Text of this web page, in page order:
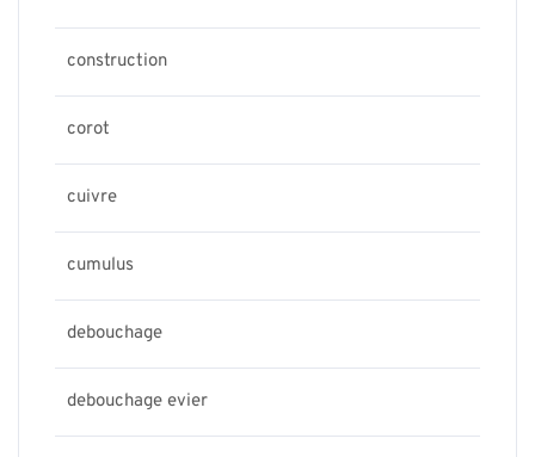
construction
corot
cuivre
cumulus
debouchage
debouchage evier